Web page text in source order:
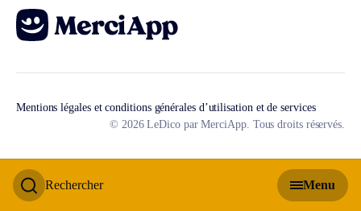
Rechercher Menu
Mentions légales et conditions générales d’utilisation et de services
© 2026 LeDico par MerciApp. Tous droits réservés.